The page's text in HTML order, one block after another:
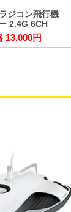
ジコン飛行機
2.4G 6CH
13,000円